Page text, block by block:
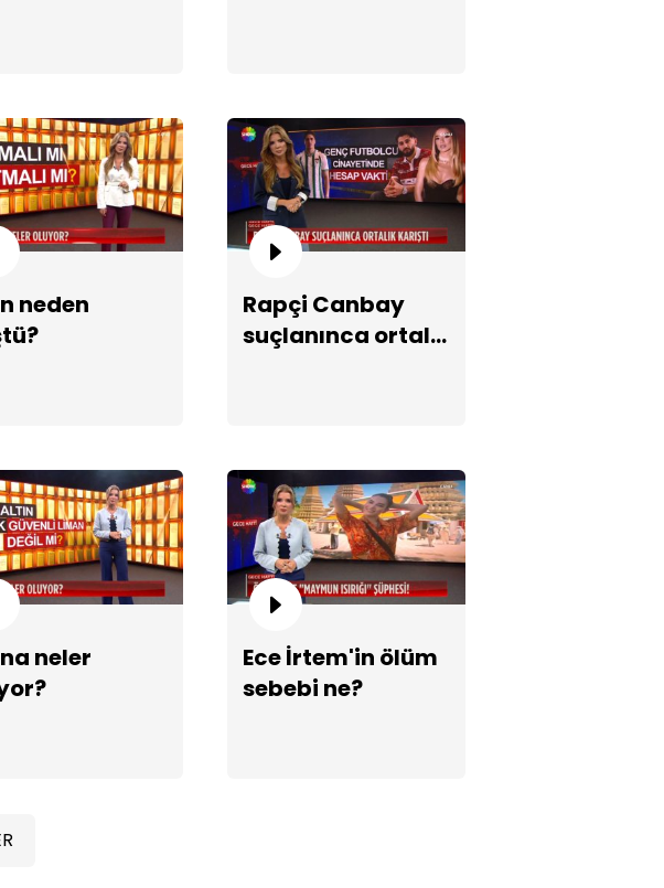
karıştı!
Altınlarını dolandırıcılara
neden
Rapçi Canbay
suçlanınca ortalık
neler
Ece İrtem'in ölüm
sebebi ne?